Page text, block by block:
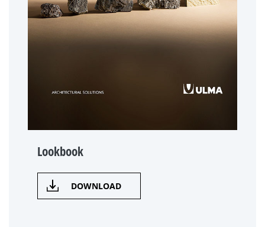
Lookbook
DOWNLOAD